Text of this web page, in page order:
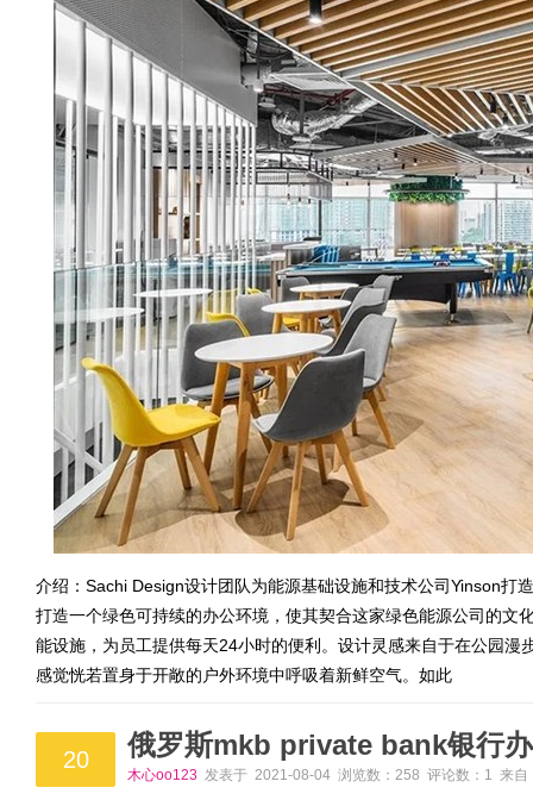
介绍：Sachi Design设计团队为能源基础设施和技术公司Yinson打
打造一个绿色可持续的办公环境，使其契合这家绿色能源公司的文
能设施，为员工提供每天24小时的便利。设计灵感来自于在公园
感觉恍若置身于开敞的户外环境中呼吸着新鲜空气。如此
20 俄罗斯mkb private bank银行
木心oo123 发表于 2021-08-04 浏览数：258 评论数：1 来